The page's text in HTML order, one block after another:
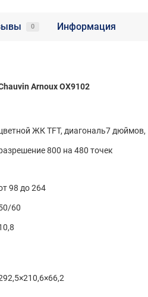
0 Информация
Arnoux OX9102
ЖК TFT, диагональ7 дюймов,
800 на 480 точек
98 до 264
60